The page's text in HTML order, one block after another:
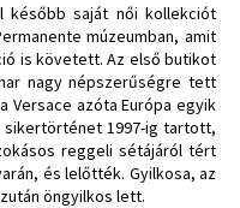
később saját női kollekciót
múzeumban, amit
is követett. Az első butikot
nagy népszerűségre tett
Versace azóta Európa egyik
1997-ig tartott,
reggeli sétájáról tért
és lelőtték. Gyilkosa, az
öngyilkos lett.